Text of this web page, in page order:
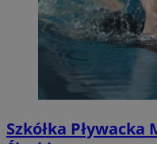
Szkółka Pływacka